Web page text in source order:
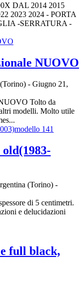
DAL 2014 2015
2023 2024 - PORTA
-SERRATURA -
NUOVO
- Giugno 21,
Tolto da
modelli. Molto utile
(Torino) -
di 5 centimetri.
e delucidazioni
full black,